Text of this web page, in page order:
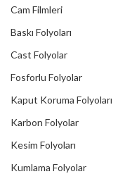
Cam Filmleri
Baskı Folyoları
Cast Folyolar
Fosforlu Folyolar
Kaput Koruma Folyoları
Karbon Folyolar
Kesim Folyoları
Kumlama Folyolar